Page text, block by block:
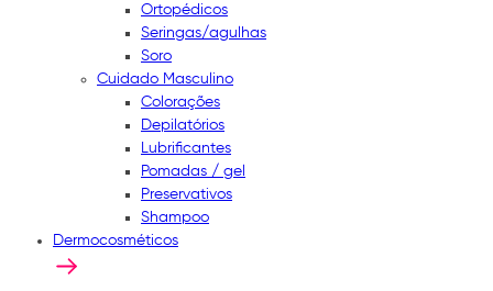
Ortopédicos
Seringas/agulhas
Soro
Cuidado Masculino
Colorações
Depilatórios
Lubrificantes
Pomadas / gel
Preservativos
Shampoo
Dermocosméticos